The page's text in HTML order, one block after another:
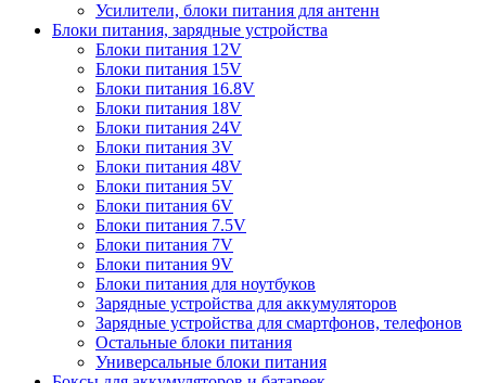
Усилители, блоки питания для антенн
Блоки питания, зарядные устройства
Блоки питания 12V
Блоки питания 15V
Блоки питания 16.8V
Блоки питания 18V
Блоки питания 24V
Блоки питания 3V
Блоки питания 48V
Блоки питания 5V
Блоки питания 6V
Блоки питания 7.5V
Блоки питания 7V
Блоки питания 9V
Блоки питания для ноутбуков
Зарядные устройства для аккумуляторов
Зарядные устройства для смартфонов, телефонов
Остальные блоки питания
Универсальные блоки питания